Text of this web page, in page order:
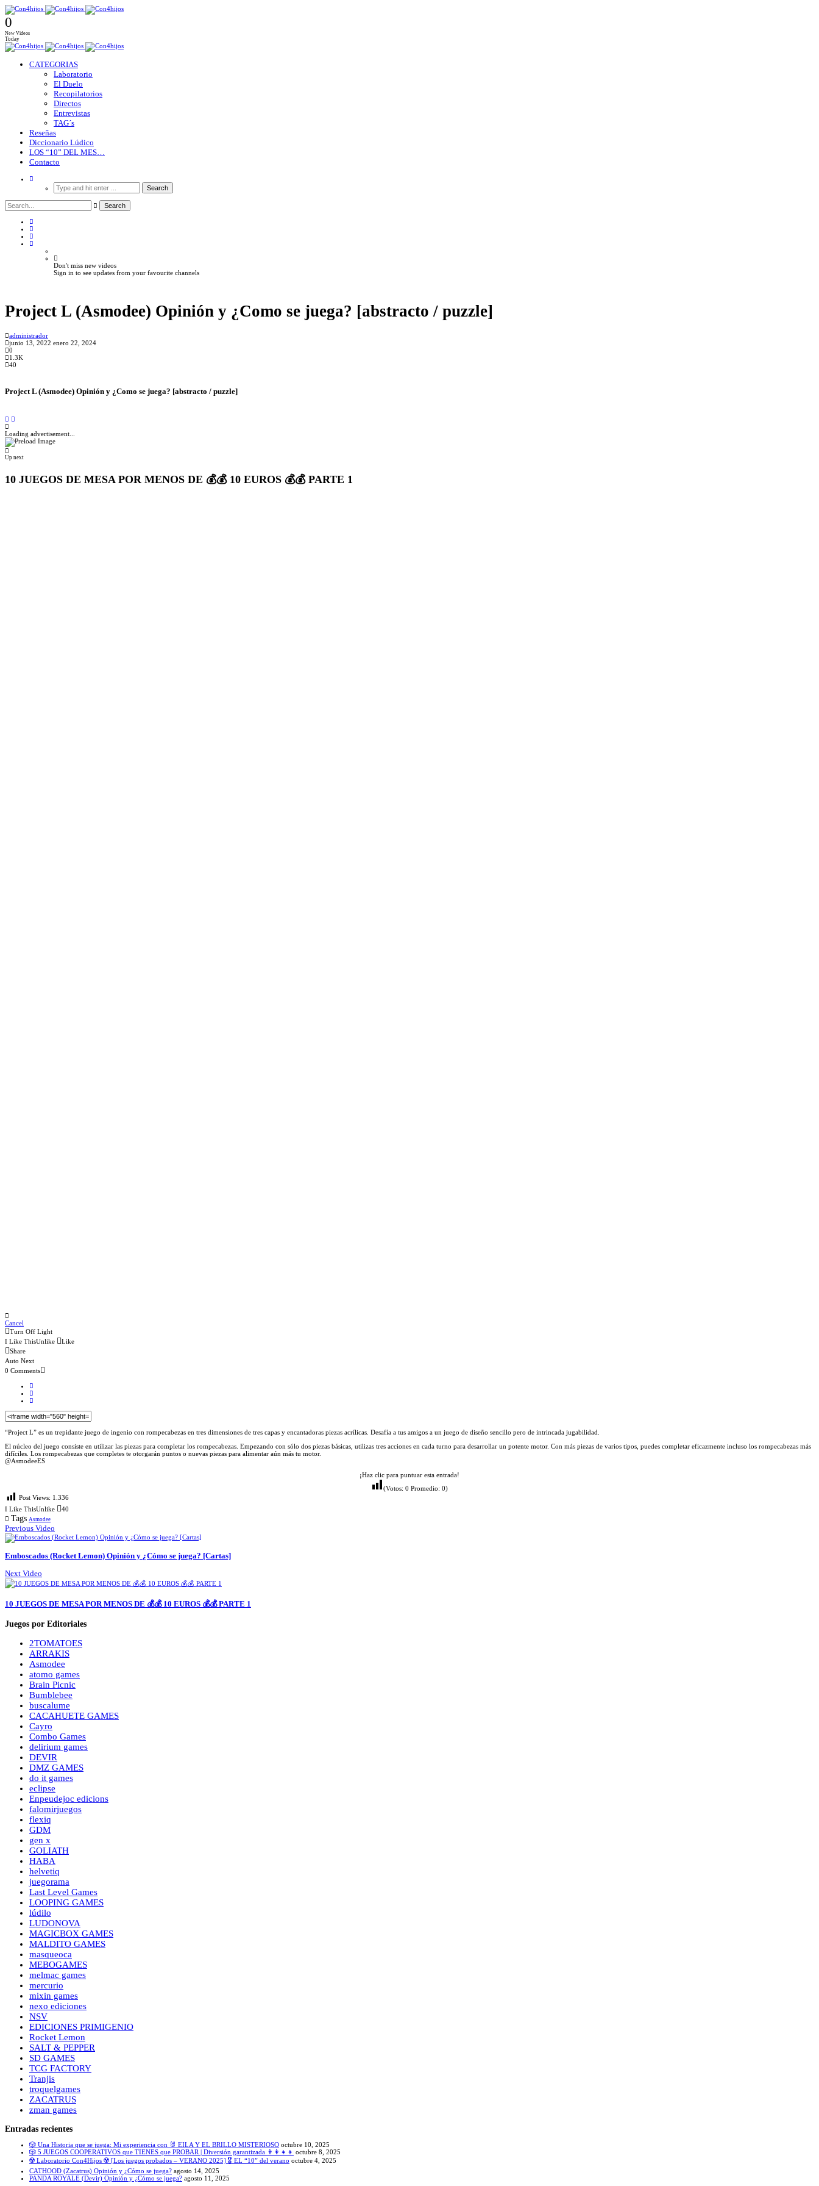
0
New Videos
Today
CATEGORIAS
Laboratorio
El Duelo
Recopilatorios
Directos
Entrevistas
TAG´s
Reseñas
Diccionario Lúdico
LOS “10” DEL MES…
Contacto
Don't miss new videos
Sign in to see updates from your favourite channels
Project L (Asmodee) Opinión y ¿Como se juega? [abstracto / puzzle]
administrador
junio 13, 2022 enero 22, 2024
0
1.3K
40
Project L (Asmodee) Opinión y ¿Como se juega? [abstracto / puzzle]
Loading advertisement...
Up next
10 JUEGOS DE MESA POR MENOS DE 💰💰 10 EUROS 💰💰 PARTE 1
Cancel
Turn Off Light
I Like ThisUnlike
Like
Share
Auto Next
0 Comments
“Project L” es un trepidante juego de ingenio con rompecabezas en tres dimensiones de tres capas y encantadoras piezas acrílicas. Desafía a tus amigos a un juego de diseño sencillo pero de intrincada jugabilidad.
El núcleo del juego consiste en utilizar las piezas para completar los rompecabezas. Empezando con sólo dos piezas básicas, utilizas tres acciones en cada turno para desarrollar un potente motor. Con más piezas de varios tipos, puedes completar eficazmente incluso los rompecabezas más
difíciles. Los rompecabezas que completes te otorgarán puntos o nuevas piezas para alimentar aún más tu motor.
@AsmodeeES
¡Haz clic para puntuar esta entrada!
(Votos: 0 Promedio: 0)
Post Views: 1.336
I Like ThisUnlike 40
Tags Asmodee
Previous Video
Emboscados (Rocket Lemon) Opinión y ¿Cómo se juega? [Cartas]
Next Video
10 JUEGOS DE MESA POR MENOS DE 💰💰 10 EUROS 💰💰 PARTE 1
Juegos por Editoriales
2TOMATOES
ARRAKIS
Asmodee
atomo games
Brain Picnic
Bumblebee
buscalume
CACAHUETE GAMES
Cayro
Combo Games
delirium games
DEVIR
DMZ GAMES
do it games
eclipse
Enpeudejoc edicions
falomirjuegos
flexiq
GDM
gen x
GOLIATH
HABA
helvetiq
juegorama
Last Level Games
LOOPING GAMES
lúdilo
LUDONOVA
MAGICBOX GAMES
MALDITO GAMES
masqueoca
MEBOGAMES
melmac games
mercurio
mixin games
nexo ediciones
NSV
EDICIONES PRIMIGENIO
Rocket Lemon
SALT & PEPPER
SD GAMES
TCG FACTORY
Tranjis
troquelgames
ZACATRUS
zman games
Entradas recientes
🎲 Una Historia que se juega: Mi experiencia con 🐰 EILA Y EL BRILLO MISTERIOSO octubre 10, 2025
🎲 5 JUEGOS COOPERATIVOS que TIENES que PROBAR | Diversión garantizada 👨‍👩‍👧‍👦 octubre 8, 2025
☢️ Laboratorio Con4Hijos ☢️ [Los juegos probados – VERANO 2025] 🎖️ EL “10” del verano octubre 4, 2025
CATHOOD (Zacatrus) Opinión y ¿Cómo se juega? agosto 14, 2025
PANDA ROYALE (Devir) Opinión y ¿Cómo se juega? agosto 11, 2025